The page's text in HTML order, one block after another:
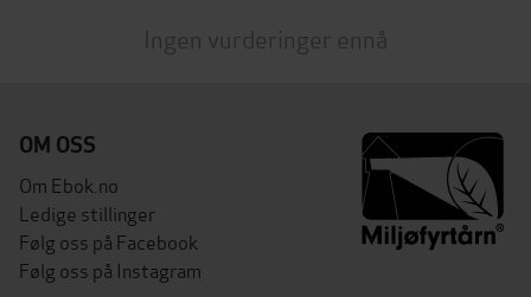
Ingen vurderinger ennå
OM OSS
Om Ebok.no
Ledige stillinger
Følg oss på Facebook
Følg oss på Instagram